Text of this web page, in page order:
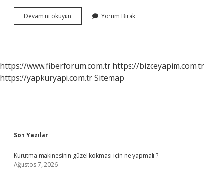
Devamını okuyun Brusella
Testi
Yorum Bırak
https://www.fiberforum.com.tr https://bizceyapim.com.tr
https://yapkuryapi.com.trSitemap
Sidebar
Son Yazılar
Kurutma makinesinin güzel kokması için ne yapmalı ?
Ağustos 7, 2026